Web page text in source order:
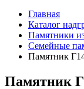
Главная
Каталог
Памятники
Семейные
Памятник
Памятник